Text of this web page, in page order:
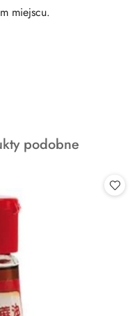
miejscu.
podobne